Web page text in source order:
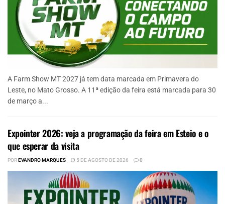
A Farm Show MT 2027 já tem data marcada em Primavera do
Leste, no Mato Grosso. A 11ª edição da feira está marcada para 30
de março a...
Expointer 2026: veja a programação da feira em Esteio e o
que esperar da visita
POREVANDRO MARQUES 5 DE AGOSTO DE 2026 0